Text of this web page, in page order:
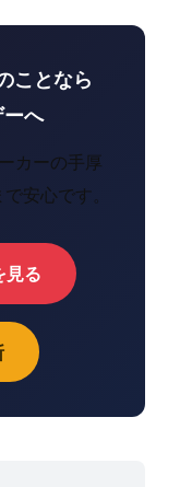
ことなら
へ
カーの手厚
安心です。
見る